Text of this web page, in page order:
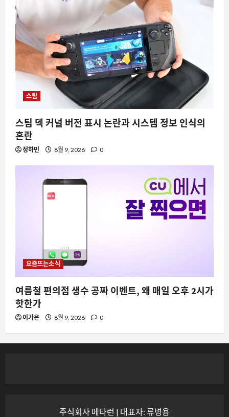
스팀
스팀 덱 커널 버전 표시 논란과 시스템 정보 인식의
혼란
정하민 8월 9, 2026 0
요즘뜨는소식
여름철 편의점 생수 공짜 이벤트, 왜 매일 오후 2시가
핫한가
이가은 8월 9, 2026 0
주식회사 메타런 | 대표자: 류병용